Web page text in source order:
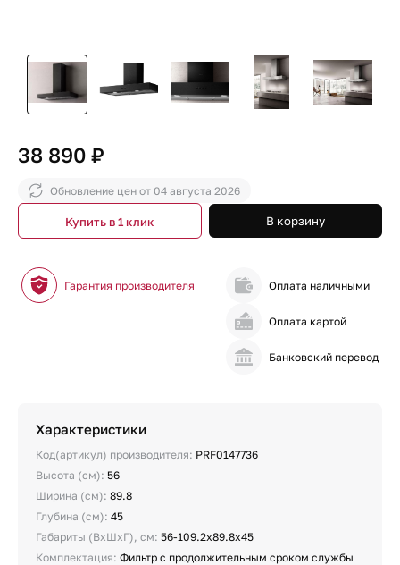
38 890 ₽
Обновление цен от 04 августа 2026
В корзину
Купить в 1 клик
Гарантия производителя Оплата наличными
Оплата картой
Банковский перевод
Характеристики
Код(артикул) производителя: PRF0147736
Высота (см): 56
Ширина (см): 89.8
Глубина (см): 45
Габариты (ВхШхГ), см: 56-109.2х89.8х45
Комплектация: Фильтр с продолжительным сроком службы